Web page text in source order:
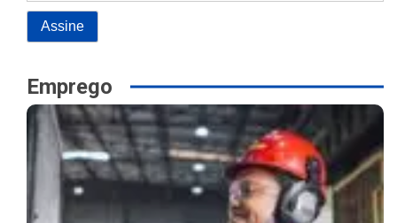
Emprego